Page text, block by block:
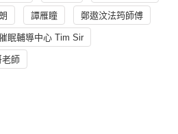
譚雁瞳 鄭遨汶法筠師傅
眠輔導中心 Tim Sir
老師